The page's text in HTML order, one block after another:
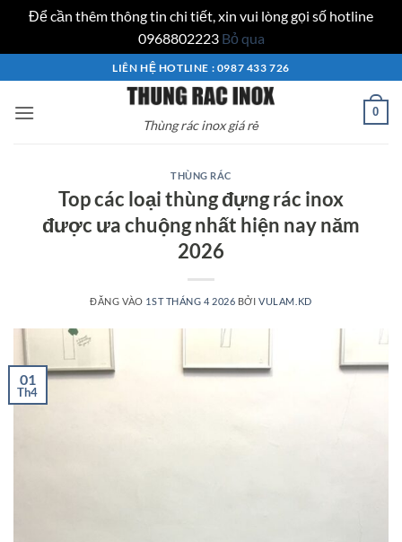
Để cần thêm thông tin chi tiết, xin vui lòng gọi số hotline
0968802223 Bỏ qua
qua
nội
LIÊN HỆ HOTLINE : 0987 433 726
Thùng rác inox giá rẻ
0
THÙNG RÁC
Top các loại thùng đựng rác inox
được ưa chuộng nhất hiện nay năm
2026
ĐĂNG VÀO 1ST THÁNG 4 2026 BỞIVULAM.KD
01
Th4